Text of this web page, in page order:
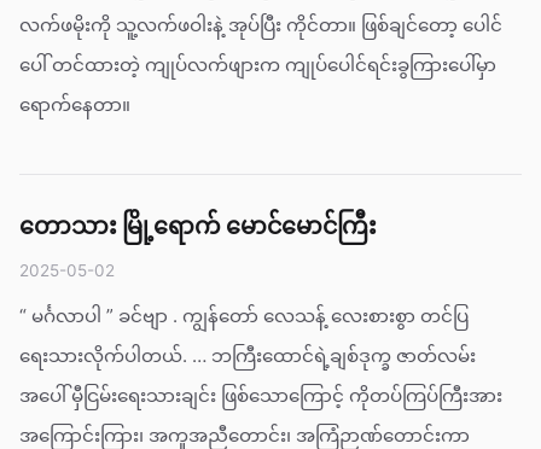
လက်ဖမိုးကို သူ့လက်ဖဝါးနဲ့ အုပ်ပြီး ကိုင်တာ။ ဖြစ်ချင်တော့ ပေါင်
ပေါ် တင်ထားတဲ့ ကျုပ်လက်ဖျားက ကျုပ်ပေါင်ရင်းခွကြားပေါ်မှာ
ရောက်နေတာ။
တောသား မြို့ရောက် မောင်မောင်ကြီး
2025-05-02
“ မင်္ဂလာပါ ” ခင်ဗျာ . ကျွန်တော် လေသန့် လေးစားစွာ တင်ပြ
ရေးသားလိုက်ပါတယ်. … ဘကြီးထောင်ရဲ့ချစ်ဒုက္ခ ဇာတ်လမ်း
အပေါ် မှီငြမ်းရေးသားချင်း ဖြစ်သောကြောင့် ကိုတပ်ကြပ်ကြီးအား
အကြောင်းကြား၊ အကူအညီတောင်း၊ အကြံဉာဏ်တောင်းကာ